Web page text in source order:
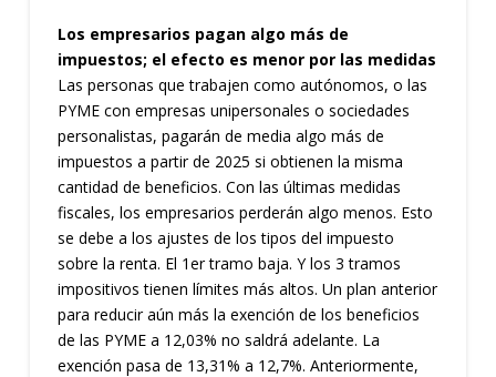
Los empresarios pagan algo más de
impuestos; el efecto es menor por las medidas
Las personas que trabajen como autónomos, o las
PYME con empresas unipersonales o sociedades
personalistas, pagarán de media algo más de
impuestos a partir de 2025 si obtienen la misma
cantidad de beneficios. Con las últimas medidas
fiscales, los empresarios perderán algo menos. Esto
se debe a los ajustes de los tipos del impuesto
sobre la renta. El 1er tramo baja. Y los 3 tramos
impositivos tienen límites más altos. Un plan anterior
para reducir aún más la exención de los beneficios
de las PYME a 12,03% no saldrá adelante. La
exención pasa de 13,31% a 12,7%. Anteriormente,